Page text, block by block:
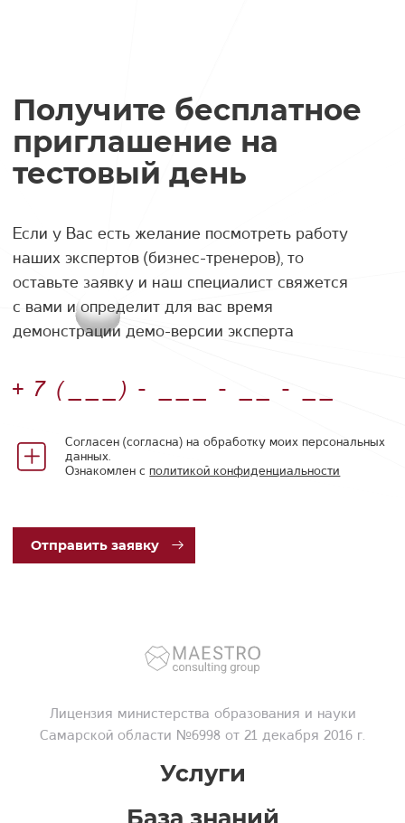
Получите бесплатное
приглашение на
тестовый день
Если у Вас есть желание посмотреть работу
наших экспертов (бизнес-тренеров), то
оставьте заявку и наш специалист свяжется
с вами и определит для вас время
демонстрации демо-версии эксперта
Номер телефона
Согласен (согласна) на обработку моих персональных
данных.
Ознакомлен сполитикой конфиденциальности
Отправить заявку
Лицензия министерства образования и науки
Самарской области №6998 от 21 декабря 2016 г.
Услуги